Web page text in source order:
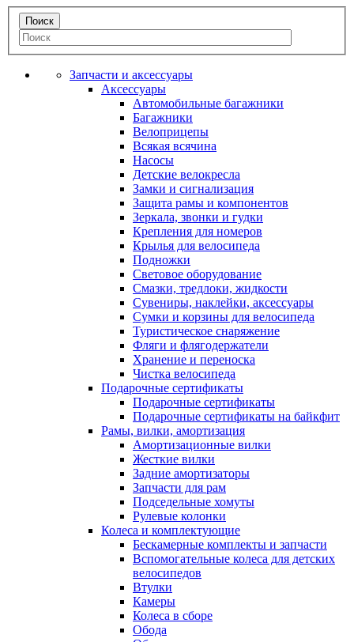
Запчасти и аксессуары
Аксессуары
Автомобильные багажники
Багажники
Велоприцепы
Всякая всячина
Насосы
Детские велокресла
Замки и сигнализация
Защита рамы и компонентов
Зеркала, звонки и гудки
Крепления для номеров
Крылья для велосипеда
Подножки
Световое оборудование
Смазки, тредлоки, жидкости
Сувениры, наклейки, аксессуары
Сумки и корзины для велосипеда
Туристическое снаряжение
Фляги и флягодержатели
Хранение и переноска
Чистка велосипеда
Подарочные сертификаты
Подарочные сертификаты
Подарочные сертификаты на байкфит
Рамы, вилки, амортизация
Амортизационные вилки
Жесткие вилки
Задние амортизаторы
Запчасти для рам
Подседельные хомуты
Рулевые колонки
Колеса и комплектующие
Бескамерные комплекты и запчасти
Вспомогательные колеса для детских
велосипедов
Втулки
Камеры
Колеса в сборе
Обода